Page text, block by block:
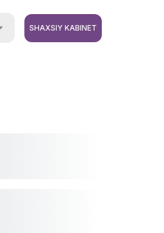
SHAXSIY KABINET